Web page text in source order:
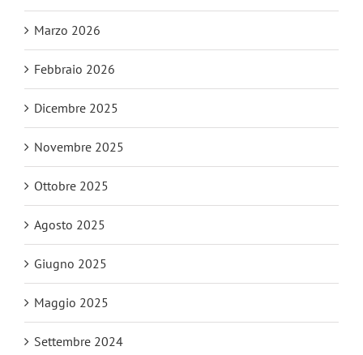
Marzo 2026
Febbraio 2026
Dicembre 2025
Novembre 2025
Ottobre 2025
Agosto 2025
Giugno 2025
Maggio 2025
Settembre 2024